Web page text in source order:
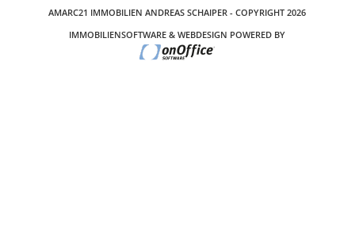
AMARC21 IMMOBILIEN ANDREAS SCHAIPER - COPYRIGHT 2026
IMMOBILIENSOFTWARE & WEBDESIGN POWERED BY